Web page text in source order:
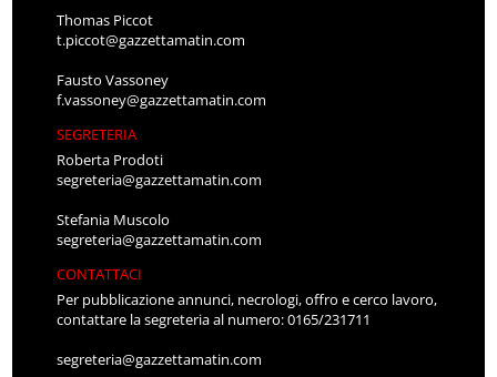
Thomas Piccot
t.piccot@gazzettamatin.com
Fausto Vassoney
f.vassoney@gazzettamatin.com
SEGRETERIA
Roberta Prodoti
segreteria@gazzettamatin.com
Stefania Muscolo
segreteria@gazzettamatin.com
CONTATTACI
Per pubblicazione annunci, necrologi, offro e cerco lavoro,
contattare la segreteria al numero: 0165/231711
segreteria@gazzettamatin.com